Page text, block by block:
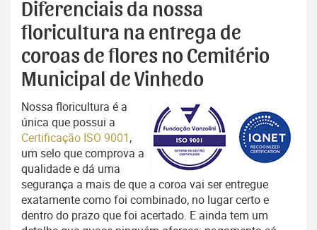
Diferenciais da nossa
floricultura na entrega de
coroas de flores no Cemitério
Municipal de Vinhedo
Nossa floricultura é a
única que possui a
Certificação ISO 9001,
um selo que comprova a
qualidade e dá uma
segurança a mais de que a coroa vai ser entregue
exatamente como foi combinado, no lugar certo e
dentro do prazo que foi acertado. E ainda tem um